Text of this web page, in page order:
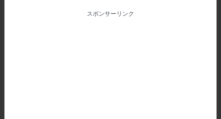
スポンサーリンク